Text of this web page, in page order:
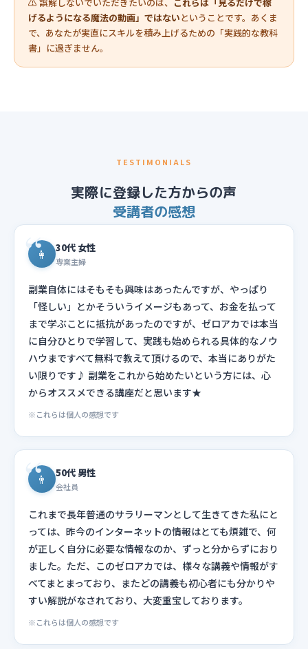
げるようになる魔法の動画」ではないということです。あくま
で、あなたが実直にスキルを積み上げるための「実践的な教科
書」に過ぎません。
TESTIMONIALS
実際に登録した方からの声
受講者の感想
👩 30代 女性
専業主婦
副業自体にはそもそも興味はあったんですが、やっぱり
「怪しい」とかそういうイメージもあって、お金を払って
まで学ぶことに抵抗があったのですが、ゼロアカでは本当
に自分ひとりで学習して、実践も始められる具体的なノウ
ハウまですべて無料で教えて頂けるので、本当にありがた
い限りです♪ 副業をこれから始めたいという方には、心
からオススメできる講座だと思います★
※これらは個人の感想です
👨 50代 男性
会社員
これまで長年普通のサラリーマンとして生きてきた私にと
っては、昨今のインターネットの情報はとても煩雑で、何
が正しく自分に必要な情報なのか、ずっと分からずにおり
ました。ただ、このゼロアカでは、様々な講義や情報がす
べてまとまっており、またどの講義も初心者にも分かりや
すい解説がなされており、大変重宝しております。
※これらは個人の感想です